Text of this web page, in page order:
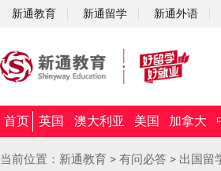
新通教育 新通留学 新通外语
首页 英国 澳大利亚 美国 加拿大
当前位置： 新通教育 > 有问必答 > 出国留